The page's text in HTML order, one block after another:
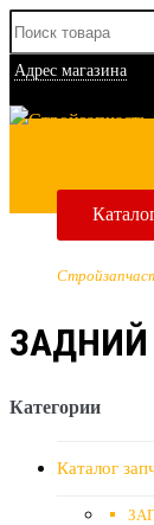
Адрес магазина
Категории
Каталог